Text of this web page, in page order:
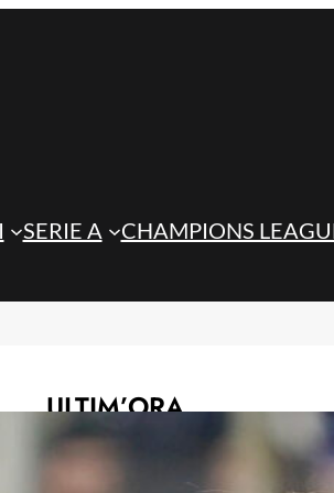
SERIE A CHAMPIONS
ULTIM’ORA
Atalanta, guida al
2026/27: Ederson la